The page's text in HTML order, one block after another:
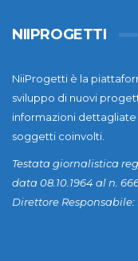
NIIPROGETTI
NiiProgetti è la
sviluppo di nuovi
informazioni dettagliate
soggetti coinvolti.
Testata giornalistica
data 08.10.1964 al n.
Direttore